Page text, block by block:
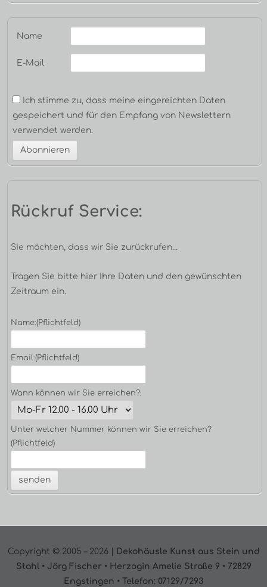
Name
E-Mail
Ich stimme zu, dass meine eingereichten Daten
gespeichert und für den Empfang von Newslettern
verwendet werden.
Rückruf Service:
Sie möchten, dass wir Sie zurückrufen...
Tragen Sie bitte hier Ihre Daten und den gewünschten
Zeitraum ein.
Name:(Pflichtfeld)
Email:(Pflichtfeld)
Wann können wir Sie erreichen?:
Unter welcher Nummer können wir Sie erreichen?
(Pflichtfeld)
Inhalt
Copyright © 2005 – 2026 |
Dekohäusle Kunst aus Stein und
Stahl • Jörg Fischer • Herzogin Amelie Straße 9 • 72829
Engstingen • Telefon: 07129/7293